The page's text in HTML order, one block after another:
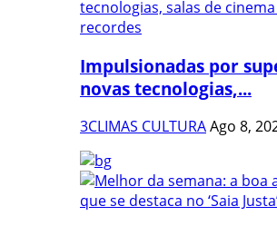
Impulsionadas por
novas tecnologias,...
3CLIMAS CULTURAAgo 8,